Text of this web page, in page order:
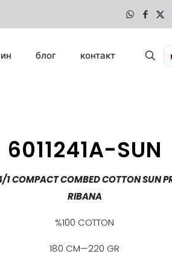
блог контакт
6011241A-SUN
1 COMPACT COMBED COTTON SUN
RIBANA
%100 COTTON
180 CM—220 GR